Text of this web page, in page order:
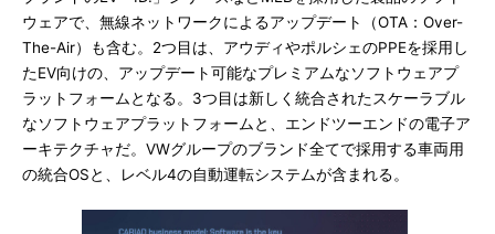
ウェアで、無線ネットワークによるアップデート（OTA：Over-
The-Air）も含む。2つ目は、アウディやポルシェのPPEを採用し
たEV向けの、アップデート可能なプレミアムなソフトウェアプ
ラットフォームとなる。3つ目は新しく統合されたスケーラブル
なソフトウェアプラットフォームと、エンドツーエンドの電子ア
ーキテクチャだ。VWグループのブランド全てで採用する車両用
の統合OSと、レベル4の自動運転システムが含まれる。